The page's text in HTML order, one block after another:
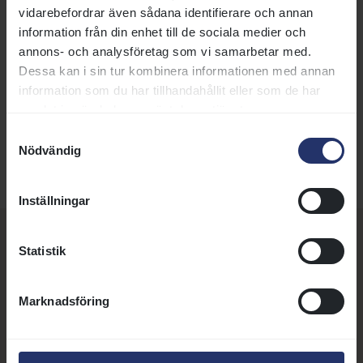
vidarebefordrar även sådana identifierare och annan
information från din enhet till de sociala medier och
annons- och analysföretag som vi samarbetar med.
Dessa kan i sin tur kombinera informationen med annan
information som du har tillhandahållit eller som de har
Nödvändig
Inställningar
Statistik
Marknadsföring
28 juli 2022 23:04
Svensk Galopp:info@svenskgalopp.se
Taggar: Organisation
Fler nyheter, artiklar och